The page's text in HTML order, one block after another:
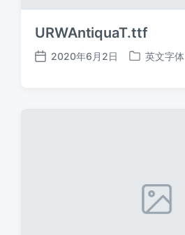
URWAntiquaT.ttf
发
2020年6月2日
发
英文字体